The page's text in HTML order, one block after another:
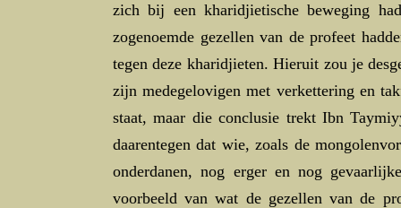
zich bij een kharidjietische beweging
zogenoemde gezellen van de profeet
tegen deze kharidjieten. Hieruit zou je
zijn medegelovigen met verkettering en
staat, maar die conclusie trekt Ibn
daarentegen dat wie, zoals de
onderdanen, nog erger en nog
voorbeeld van wat de gezellen van de